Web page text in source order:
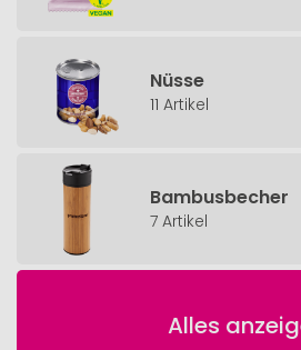
Nüsse
11 Artikel
Bambusbecher
7 Artikel
Alles